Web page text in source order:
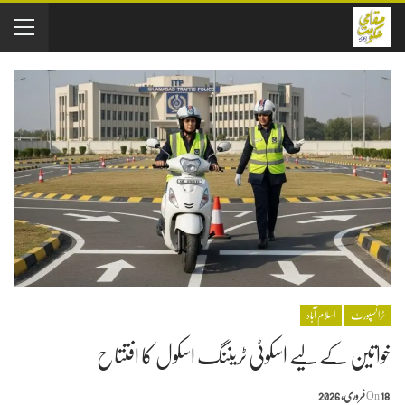
ٹرانسپورٹ اسلام آباد
خواتین کے لیے اسکوٹی ٹریننگ اسکول کا افتتاح
On 18 فروری, 2026